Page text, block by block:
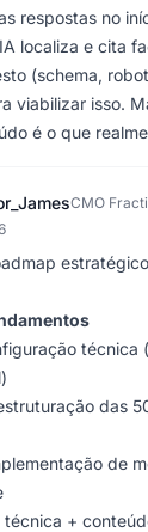
respostas no
localiza e cita
(schema,
viabilizar isso.
é o que
CMO
técnica
das
de
técnica +